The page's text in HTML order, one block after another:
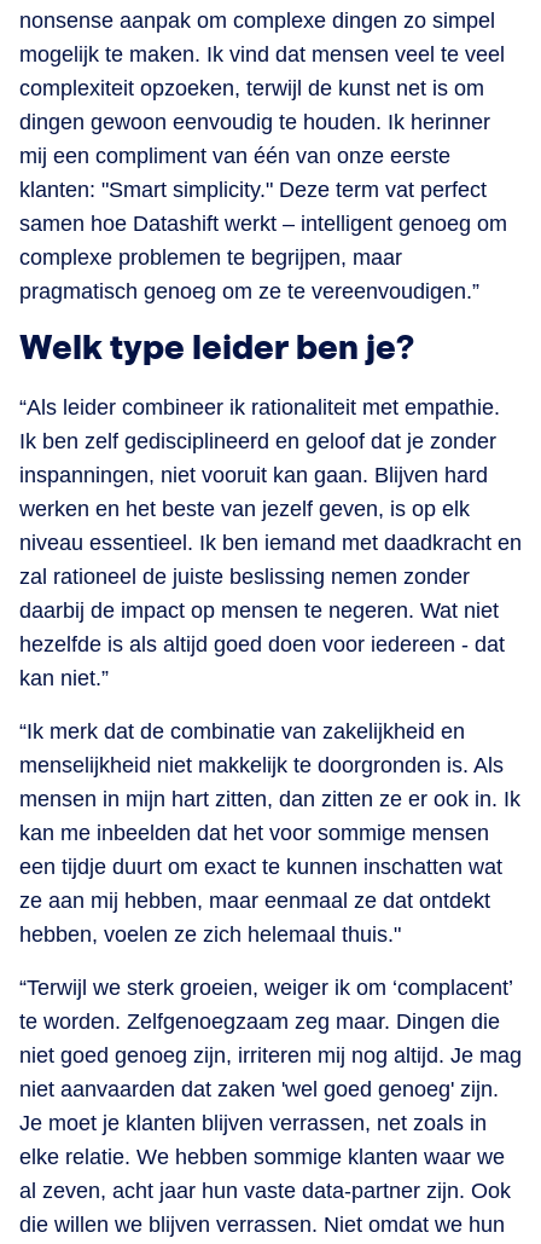
nonsense aanpak om complexe dingen zo simpel
mogelijk te maken. Ik vind dat mensen veel te veel
complexiteit opzoeken, terwijl de kunst net is om
dingen gewoon eenvoudig te houden. Ik herinner
mij een compliment van één van onze eerste
klanten: "Smart simplicity." Deze term vat perfect
samen hoe Datashift werkt – intelligent genoeg om
complexe problemen te begrijpen, maar
pragmatisch genoeg om ze te vereenvoudigen.”
Welk type leider ben je?
“Als leider combineer ik rationaliteit met empathie.
Ik ben zelf gedisciplineerd en geloof dat je zonder
inspanningen, niet vooruit kan gaan. Blijven hard
werken en het beste van jezelf geven, is op elk
niveau essentieel. Ik ben iemand met daadkracht en
zal rationeel de juiste beslissing nemen zonder
daarbij de impact op mensen te negeren. Wat niet
hezelfde is als altijd goed doen voor iedereen - dat
kan niet.”
“Ik merk dat de combinatie van zakelijkheid en
menselijkheid niet makkelijk te doorgronden is. Als
mensen in mijn hart zitten, dan zitten ze er ook in. Ik
kan me inbeelden dat het voor sommige mensen
een tijdje duurt om exact te kunnen inschatten wat
ze aan mij hebben, maar eenmaal ze dat ontdekt
hebben, voelen ze zich helemaal thuis."
“Terwijl we sterk groeien, weiger ik om ‘complacent’
te worden. Zelfgenoegzaam zeg maar. Dingen die
niet goed genoeg zijn, irriteren mij nog altijd. Je mag
niet aanvaarden dat zaken 'wel goed genoeg' zijn.
Je moet je klanten blijven verrassen, net zoals in
elke relatie. We hebben sommige klanten waar we
al zeven, acht jaar hun vaste data-partner zijn. Ook
die willen we blijven verrassen. Niet omdat we hun